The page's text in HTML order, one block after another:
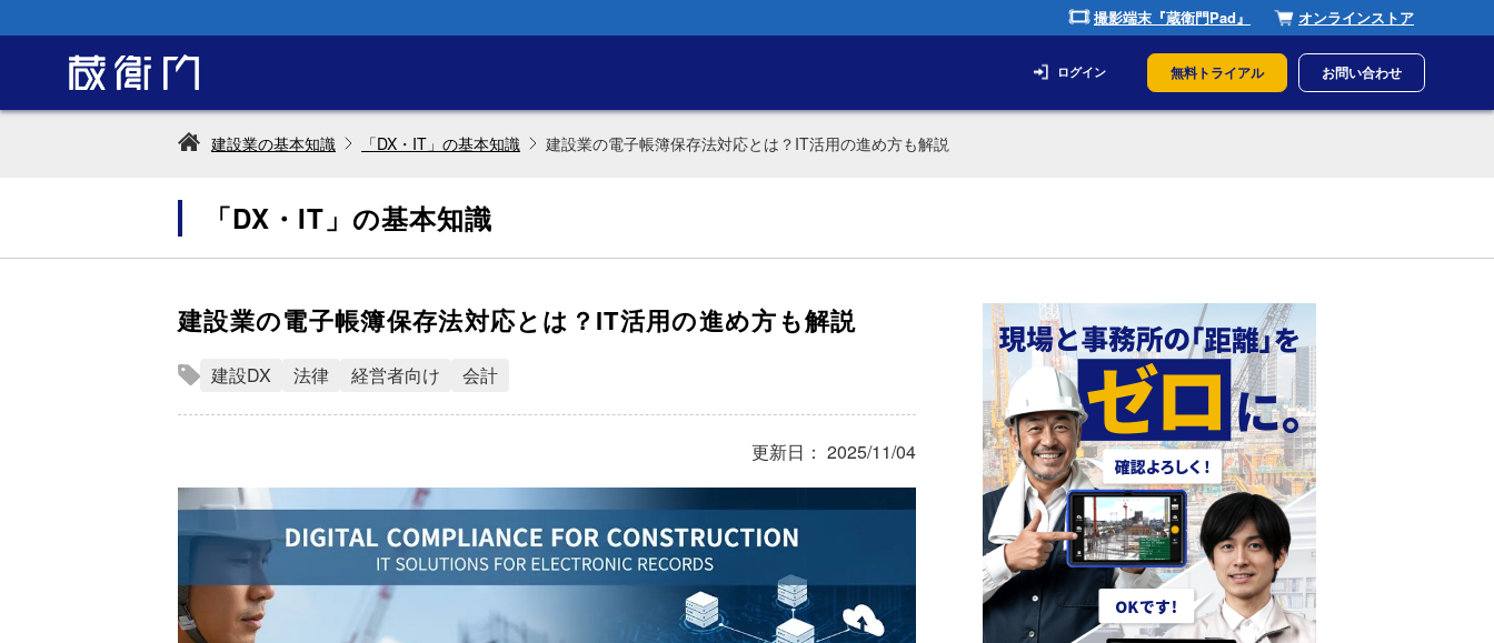
撮影端末『蔵衛門Pad』 オンラインストア
ログイン 無料トライアル お問い合わせ
建設業の基本知識 「DX・IT」の基本知識 建設業の電子帳簿保存法対応とは？IT活用の進め方も解説
「DX・IT」の基本知識
建設業の電子帳簿保存法対応とは？IT活用の進め方も解説
建設DX 法律 経営者向け 会計
更新日： 2025/11/04